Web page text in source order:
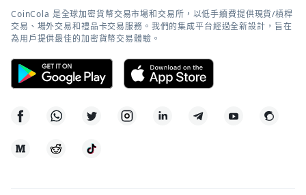
CoinCola 是全球加密貨幣交易市場和交易所，以低手續費提供現貨/槓桿
交易、場外交易和禮品卡交易服務。我們的集成平台經過全新設計，旨在
為用戶提供最佳的加密貨幣交易體驗。